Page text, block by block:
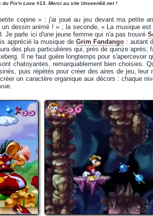
du Pix'n Love #13. Merci au site Unseen64.net !
copine » : j'ai joué au jeu devant ma petite
dessin animé ! » ; la seconde, « La musique
Je parle ici d'une jeune femme qui n'a pas trouvé
apprécié la musique de Grim Fandango : autant
des plus particulières qui, près de quinze après,
Il ne faut guère longtemps pour s'apercevoir
chatoyantes, remarquablement bien choisies.
puis répétés pour créer des aires de jeu, leur
un caractère organique aux décors : chaque